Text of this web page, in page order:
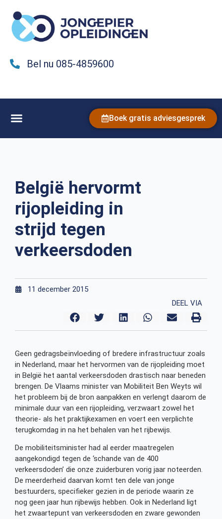
Bel nu 085-4859600
Boek gratis adviesgesprek
België hervormt
rijopleiding in
strijd tegen
verkeersdoden
11 december 2015
DEEL VIA
Geen gedragsbeïnvloeding of bredere infrastructuur zoals
in Nederland, maar het hervormen van de rijopleiding moet
in België het aantal verkeersdoden drastisch naar beneden
brengen. De Vlaams minister van Mobiliteit Ben Weyts wil
het probleem bij de bron aanpakken en verlengt daarom de
minimale duur van een rijopleiding, verzwaart zowel het
theorie- als het praktijkexamen en voert een verplichte
terugkomdag in na het behalen van het rijbewijs.
De mobiliteitsminister had al eerder maatregelen
aangekondigd tegen de ‘schande van de 400
verkeersdoden’ die onze zuiderburen vorig jaar noteerden.
De meerderheid daarvan komt ten dele van jonge
bestuurders, specifieker gezien in de periode waarin ze
nog geen jaar hun rijbewijs hebben. Ook in Nederland ligt
het zwaartepunt van verkeersdoden en zware gewonden